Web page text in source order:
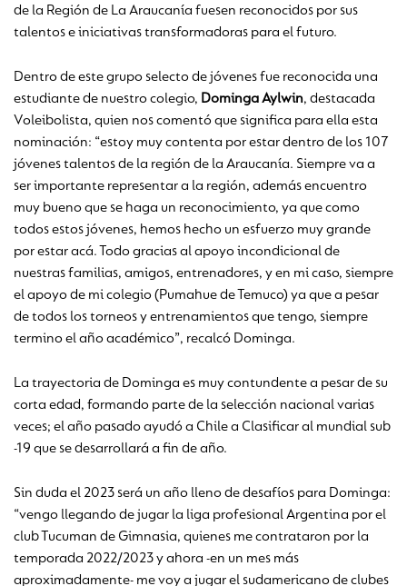
de la Región de La Araucanía fuesen reconocidos por sus
talentos e iniciativas transformadoras para el futuro.
Dentro de este grupo selecto de jóvenes fue reconocida una
estudiante de nuestro colegio, Dominga Aylwin, destacada
Voleibolista, quien nos comentó que significa para ella esta
nominación: “estoy muy contenta por estar dentro de los 107
jóvenes talentos de la región de la Araucanía. Siempre va a
ser importante representar a la región, además encuentro
muy bueno que se haga un reconocimiento, ya que como
todos estos jóvenes, hemos hecho un esfuerzo muy grande
por estar acá. Todo gracias al apoyo incondicional de
nuestras familias, amigos, entrenadores, y en mi caso, siempre
el apoyo de mi colegio (Pumahue de Temuco) ya que a pesar
de todos los torneos y entrenamientos que tengo, siempre
termino el año académico”, recalcó Dominga.
La trayectoria de Dominga es muy contundente a pesar de su
corta edad, formando parte de la selección nacional varias
veces; el año pasado ayudó a Chile a Clasificar al mundial sub
-19 que se desarrollará a fin de año.
Sin duda el 2023 será un año lleno de desafíos para Dominga:
“vengo llegando de jugar la liga profesional Argentina por el
club Tucuman de Gimnasia, quienes me contrataron por la
temporada 2022/2023 y ahora -en un mes más
aproximadamente- me voy a jugar el sudamericano de clubes